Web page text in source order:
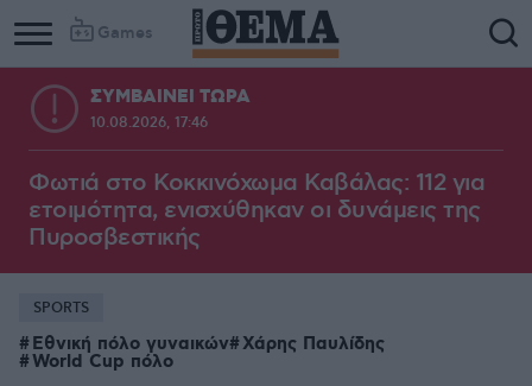
Games
ΣΥΜΒΑΙΝΕΙ ΤΩΡΑ
10.08.2026, 17:46
Φωτιά στο Κοκκινόχωμα Καβάλας: 112 για
ετοιμότητα, ενισχύθηκαν οι δυνάμεις της
Πυροσβεστικής
SPORTS
Εθνική πόλο γυναικών Χάρης Παυλίδης
World Cup πόλο